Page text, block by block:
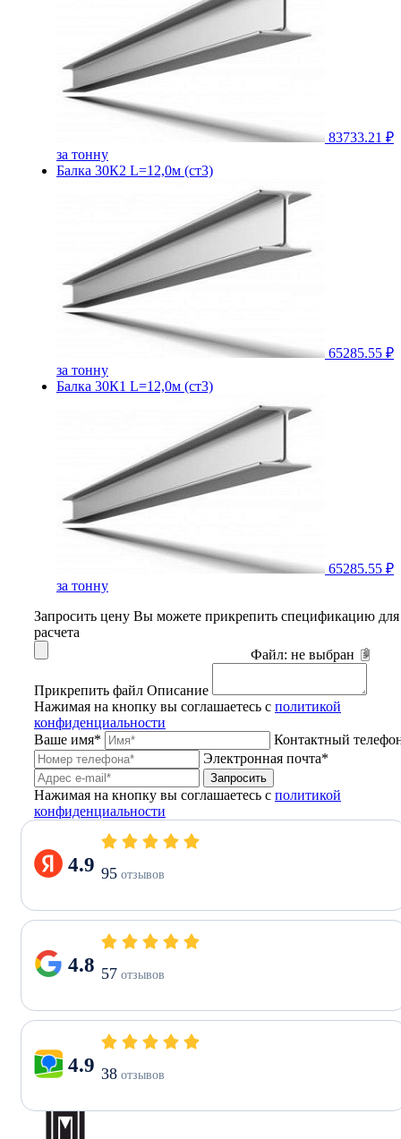
83733.21 ₽
за тонну
Балка 30К2 L=12,0м (ст3)
65285.55 ₽
за тонну
Балка 30К1 L=12,0м (ст3)
65285.55 ₽
за тонну
Запросить цену Вы можете прикрепить спецификацию для
расчета
Файл: не выбран
Прикрепить файл Описание
Нажимая на кнопку вы соглашаетесь с политикой
конфиденциальности
Ваше имя*
Контактный
Электронная почта*
Запросить
Нажимая на кнопку вы соглашаетесь с политикой
конфиденциальности
4.9 95 отзывов
4.8 57 отзывов
4.9 38 отзывов